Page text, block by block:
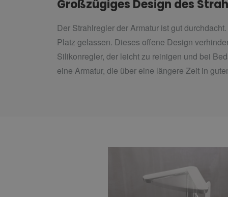
Großzügiges Design des
Der Strahlregler der Armatur ist gut
Platz gelassen. Dieses offene Design
Silikonregler, der leicht zu reinigen und bei
eine Armatur, die über eine längere Zeit in